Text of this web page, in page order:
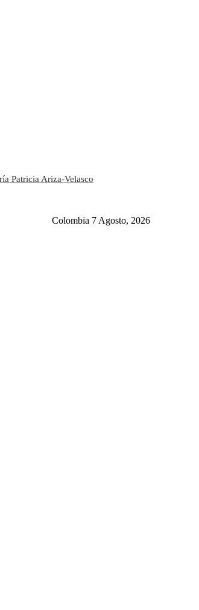
Patricia Ariza-Velasco
Colombia 7 Agosto, 2026